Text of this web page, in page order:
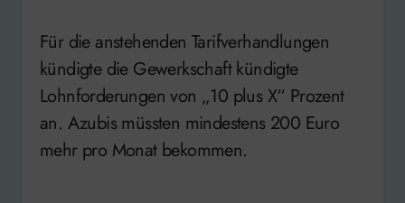
Für die anstehenden Tarifverhandlungen
kündigte die Gewerkschaft kündigte
Lohnforderungen von „10 plus X“ Prozent
an. Azubis müssten mindestens 200 Euro
mehr pro Monat bekommen.